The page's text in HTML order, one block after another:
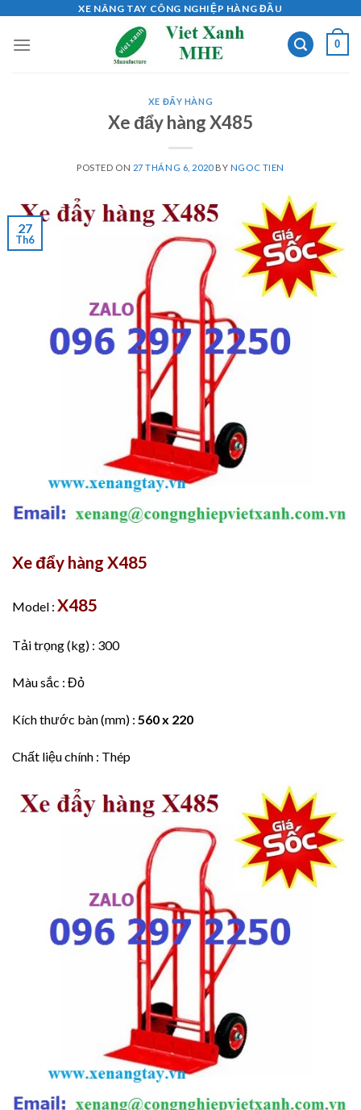
content
XE NÂNG TAY CÔNG NGHIỆP HÀNG ĐẦU
0
XE ĐẨY HÀNG
Xe đẩy hàng X485
POSTED ON 27 THÁNG 6, 2020BY NGOC TIEN
27
Th6
Xe đẩy hàng X485
Model : X485
Tải trọng (kg) : 300
Màu sắc : Đỏ
Kích thước bàn (mm) : 560 x 220
Chất liệu chính : Thép